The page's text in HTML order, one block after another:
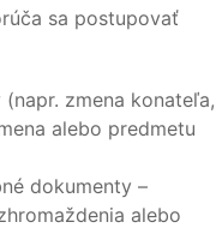
sa postupovať
zmena konateľa,
alebo predmetu
dokumenty –
alebo